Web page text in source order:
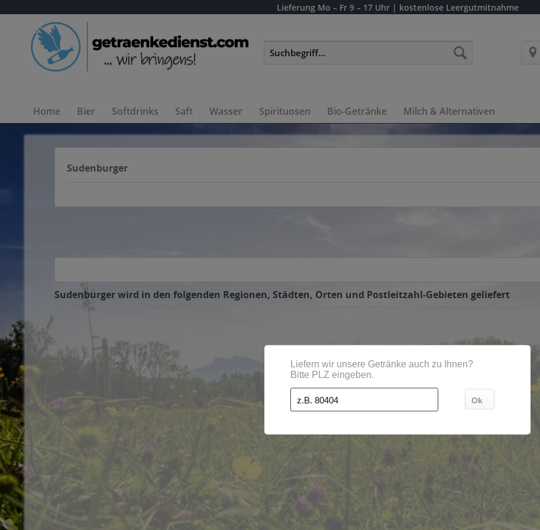
Lieferung Mo – Fr 9 – 17 Uhr | kostenlose Leergutmitnahme
Home Bier Softdrinks Saft Wasser Spirituosen Bio-Getränke Milch & Alternativen
Sudenburger
Sudenburger wird in den folgenden Regionen, Städten, Orten und Postleitzahl-Gebieten geliefert